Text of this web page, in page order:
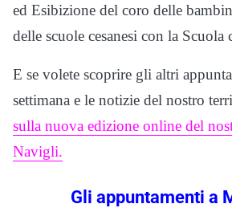
ed Esibizione del coro delle
delle scuole cesanesi con la Scuola
E se volete scoprire gli altri
settimana e le notizie del nostro
sulla nuova edizione online del
Navigli.
Gli appuntamenti a